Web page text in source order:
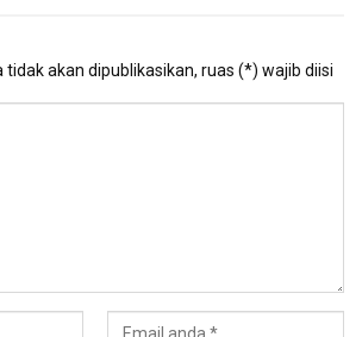
akan dipublikasikan, ruas (*) wajib diisi